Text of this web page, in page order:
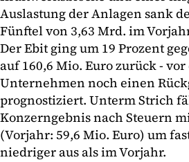
Auslastung der Anlagen sank
Fünftel von 3,63 Mrd. im
Der Ebit ging um 19 Prozent
auf 160,6 Mio. Euro zurück -
Unternehmen noch einen
prognostiziert. Unterm Strich
Konzerngebnis nach Steuern
(Vorjahr: 59,6 Mio. Euro) um
niedriger aus als im Vorjahr.